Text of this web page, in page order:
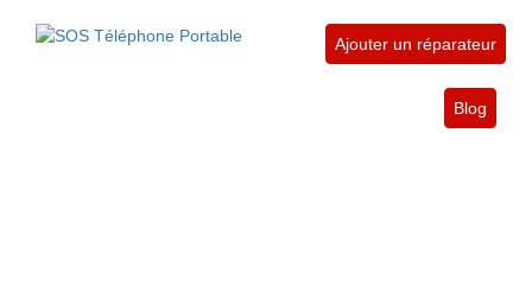
Ajouter un réparateur
Blog